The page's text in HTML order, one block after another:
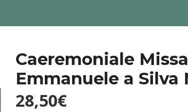
Caeremoniale
Emmanuele a Silva
28,50€